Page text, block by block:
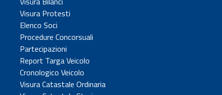
Visura Protesti
Elenco Soci
Procedure Concorsuali
Partecipazioni
Report Targa Veicolo
Cronologico Veicolo
Visura Catastale Ordinaria